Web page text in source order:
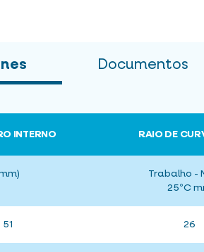
Documentos
INTERNO RAIO DE
Trabalho -
25ºC
51 26